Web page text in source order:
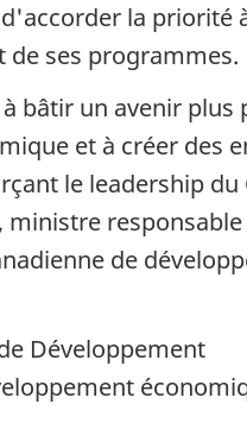
la priorité
de ses programmes.
bâtir un avenir plus
et à créer des
le leadership du
ministre
de
Développement